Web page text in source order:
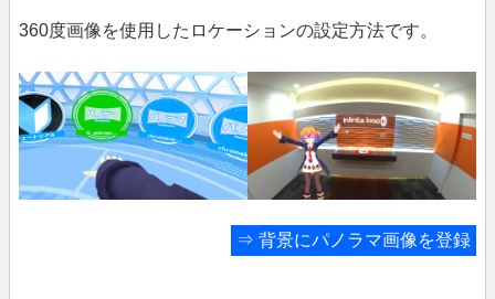
360度画像を使用したロケーションの設定方法です。
⇒背景にパノラマ画像を登録